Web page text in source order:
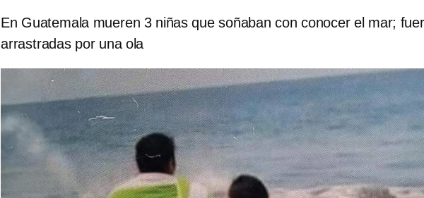
En Guatemala mueren 3 niñas que soñaban con conocer el mar;
arrastradas por una ola